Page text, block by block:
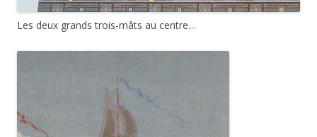
Les deux grands trois-mâts au centre…